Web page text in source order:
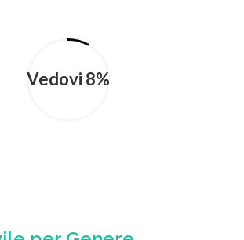
Vedovi 8%